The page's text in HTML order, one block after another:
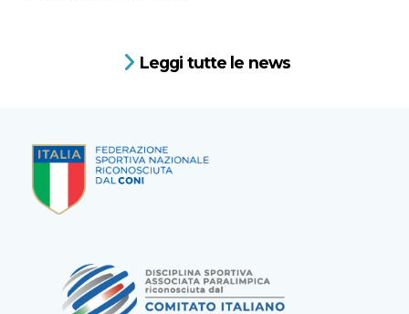
Leggi tutte le news